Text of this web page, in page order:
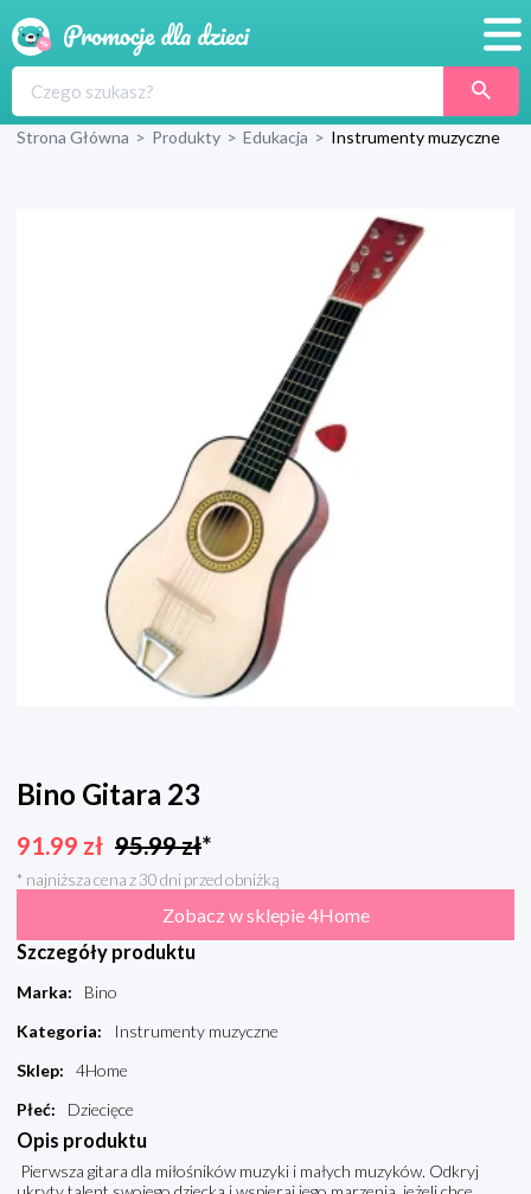
Produkty
Strona Główna > Produkty > Edukacja > Instrumenty muzyczne
Bino Gitara 23
91.99 zł 95.99zł*
* najniższa cena z 30 dni przed obniżką
Zobacz w sklepie 4Home
Szczegóły produktu
Marka:
Bino
Kategoria:
Instrumenty muzyczne
Sklep:
4Home
Płeć: Dziecięce
Opis produktu
Pierwsza gitara dla miłośników muzyki i małych muzyków. Odkryj